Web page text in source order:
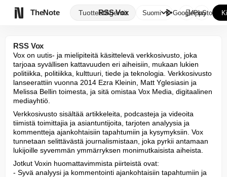
TheNote TuotteetAgentit
RSS Vox Suomi GooglePlay
AppStore
RSS Vox
Vox on uutis- ja mielipiteitä käsittelevä verkkosivusto, joka
tarjoaa syvällisen kattavuuden eri aiheisiin, mukaan lukien
politiikka, politiikka, kulttuuri, tiede ja teknologia. Verkkosivusto
lanseerattiin vuonna 2014 Ezra Kleinin, Matt Yglesiasin ja
Melissa Bellin toimesta, ja sitä omistaa Vox Media, digitaalinen
mediayhtiö.
Verkkosivusto sisältää artikkeleita, podcasteja ja videoita
tiimistä toimittajia ja asiantuntijoita, tarjoten analyysia ja
kommentteja ajankohtaisiin tapahtumiin ja kysymyksiin. Vox
tunnetaan selittävästä journalismistaan, joka pyrkii antamaan
lukijoille syvemmän ymmärryksen monimutkaisista aiheista.
Jotkut Voxin huomattavimmista piirteistä ovat:
- Syvä analyysi ja kommentointi ajankohtaisiin tapahtumiin ja